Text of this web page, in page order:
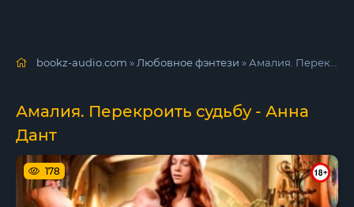
bookz-audio.com » Любовное фэнтези » Амалия. Перекроить судьбу - Анна Дант
Амалия. Перекроить судьбу - Анна
Дант
178